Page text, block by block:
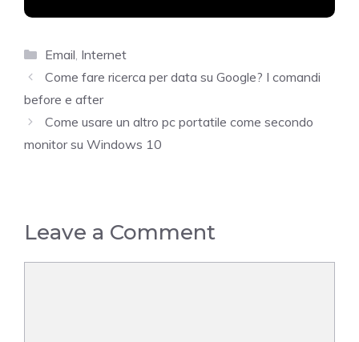
Categories
Email, Internet
Come fare ricerca per data su Google? I comandi
before e after
Come usare un altro pc portatile come secondo
monitor su Windows 10
Leave a Comment